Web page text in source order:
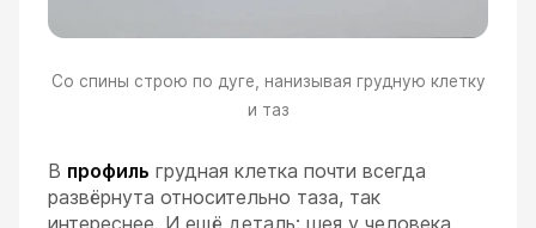
Со спины строю по дуге, нанизывая грудную клетку
и таз
В профиль грудная клетка почти всегда
развёрнута относительно таза, так